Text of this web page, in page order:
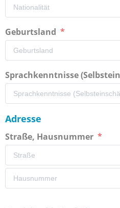
Geburtsland
Sprachkenntnisse
Adresse
Straße, Hausnummer